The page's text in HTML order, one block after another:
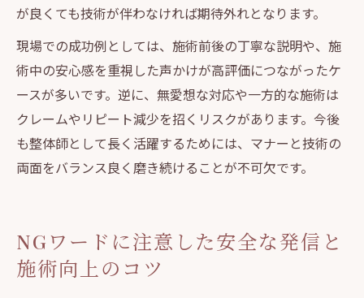
が良くても技術が伴わなければ期待外れとなります。
現場での成功例としては、施術前後の丁寧な説明や、施
術中の安心感を重視した声かけが高評価につながったケ
ースが多いです。逆に、無愛想な対応や一方的な施術は
クレームやリピート減少を招くリスクがあります。今後
も整体師として長く活躍するためには、マナーと技術の
両面をバランス良く磨き続けることが不可欠です。
NGワードに注意した安全な発信と
施術向上のコツ